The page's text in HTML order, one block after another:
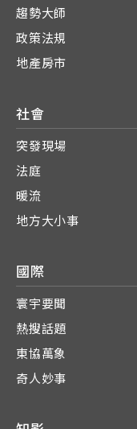
趨勢大師
政策法規
地產房市
社會
突發現場
法庭
暖流
地方大小事
國際
寰宇要聞
熱搜話題
東協萬象
奇人妙事